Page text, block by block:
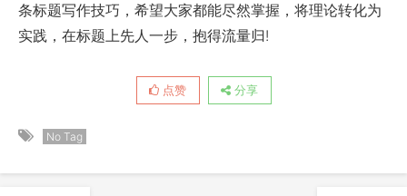
条标题写作技巧，希望大家都能尽然掌握，将理论转化为
实践，在标题上先人一步，抱得流量归!
点赞 分享
No Tag